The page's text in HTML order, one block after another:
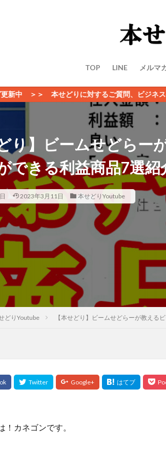
TOP LINE メルマ
に対するご質問、ビジネスのご相談（仕入
り】ビームせどらー
できる利益商品7選紹
2023年3月11日 本せどりYoutube
どりYoutube 【本せどり】ビームせどらーが教える
！カネゴンです。